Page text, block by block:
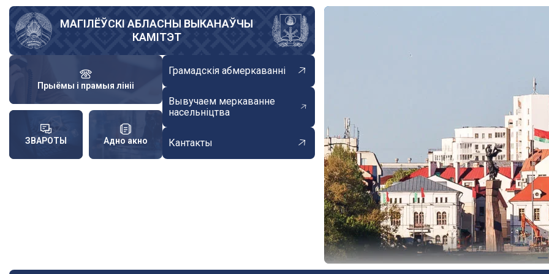
Skip
main
content
МАГІЛЁЎСКІ АБЛАСНЫ ВЫКАНАЎЧЫ
КАМІТЭТ
Прыёмы і прамыя лініі
ЗВАРОТЫ Адно акно
Грамадскія абмеркаванні
Вывучаем меркаванне
насельніцтва
Кантакты